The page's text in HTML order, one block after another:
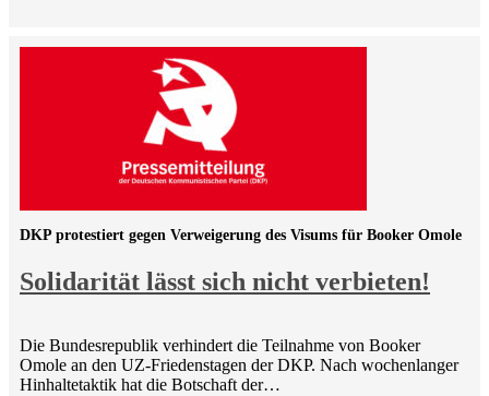
Solidarität lässt sich nicht verbieten!
DKP protestiert gegen Verweigerung des Visums für Booker Omole
Die Bundesrepublik verhindert die Teilnahme von Booker
Omole an den UZ-Friedenstagen der DKP. Nach wochenlanger
Hinhaltetaktik hat die Botschaft der…